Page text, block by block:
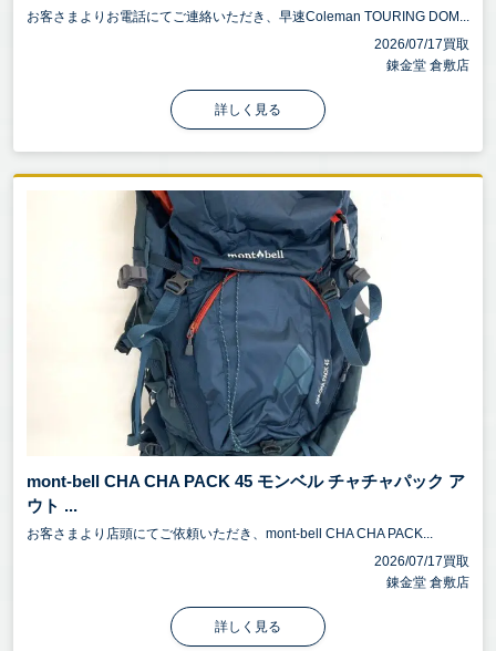
お客さまよりお電話にてご連絡いただき、早速Coleman TOURING DOM...
2026/07/17買取
錬金堂 倉敷店
詳しく見る
mont-bell CHA CHA PACK 45 モンベル チャチャパック ア
ウト ...
お客さまより店頭にてご依頼いただき、mont-bell CHA CHA PACK...
2026/07/17買取
錬金堂 倉敷店
詳しく見る